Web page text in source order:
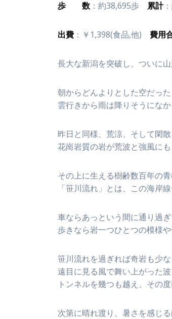
歩 数 ：約38,695歩 累計
出費 ：￥1,398(食品,他)費用
長大な新潟を突破し、ついに山
朝からどんよりとした空だった
雲行きから雨は降りそうにな
昨日と同様、荒涼、そして閑
花崗岩質の岩が荒波と強風に
その上に生える樹齢数百年の
「笹川流れ」とは、この海岸
車ならあっという間に通り過ぎ
歩きなら岩一つひとつの模様
笹川流れを過ぎれば奇岩も少
遠目に見る風で舞い上がった
トンネルを幾つも越え、その
次第に晴れ渡り、暑さを感じ